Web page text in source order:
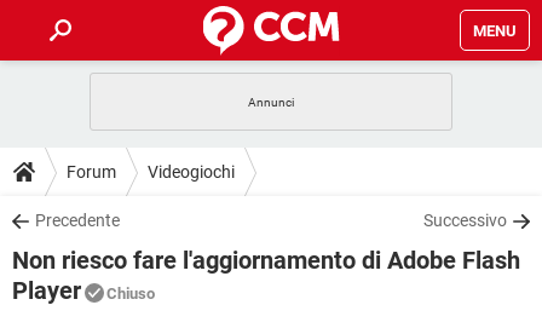
MENU
INTRATTENIMENTO
iOS
INSTAGRAM WHATSAPP
TIKTOK
GUIDE
COVID-19
iOS
DOWNLOAD
COVID-19 GAMING
INTRATTENIMENTO
FORUM
Forum Videogiochi
Precedente Successivo
Non riesco fare l'aggiornamento di Adobe Flash
Player
Chiuso